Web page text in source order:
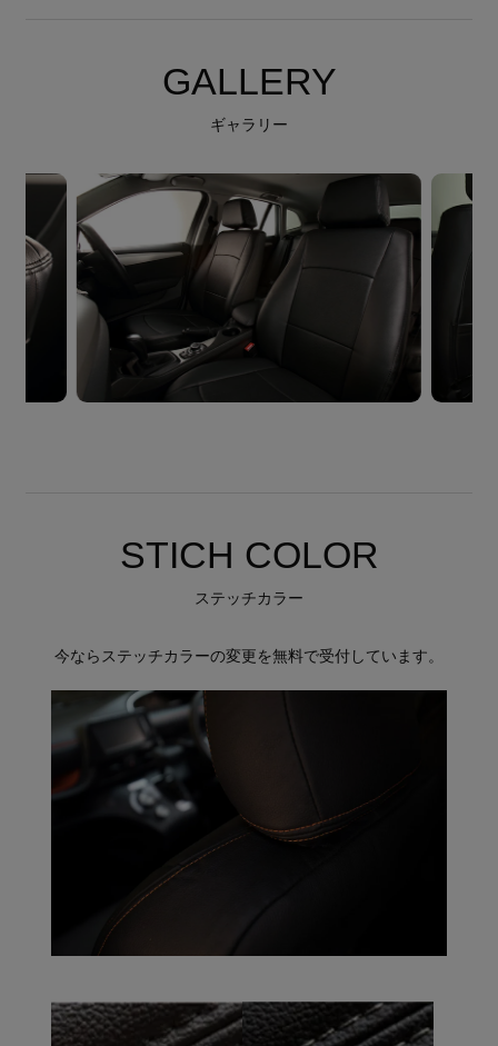
GALLERY
ギャラリー
STICH COLOR
ステッチカラー
今ならステッチカラーの変更を無料で受付しています。